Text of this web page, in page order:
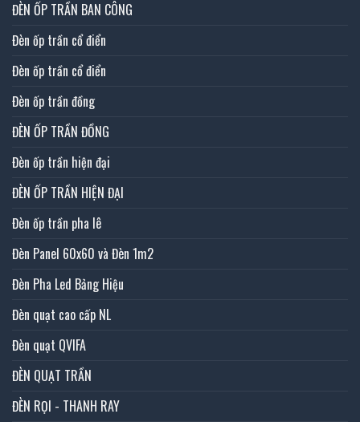
ĐÈN ỐP TRẦN BAN CÔNG
Đèn ốp trần cổ điển
Đèn ốp trần cổ điển
Đèn ốp trần đồng
ĐÈN ỐP TRẦN ĐỒNG
Đèn ốp trần hiện đại
ĐÈN ỐP TRẦN HIỆN ĐẠI
Đèn ốp trần pha lê
Đèn Panel 60x60 và Đèn 1m2
Đèn Pha Led Bảng Hiệu
Đèn quạt cao cấp NL
Đèn quạt QVIFA
ĐÈN QUẠT TRẦN
ĐÈN RỌI - THANH RAY